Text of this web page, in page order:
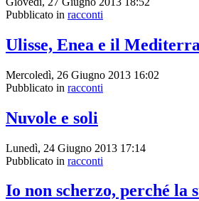
Pubblicato in racconti
Ulisse, Enea e il
Mercoledì, 26 Giugno 2013 16:02
Pubblicato in racconti
Nuvole e soli
Lunedì, 24 Giugno 2013 17:14
Pubblicato in racconti
Io non scherzo, perché la